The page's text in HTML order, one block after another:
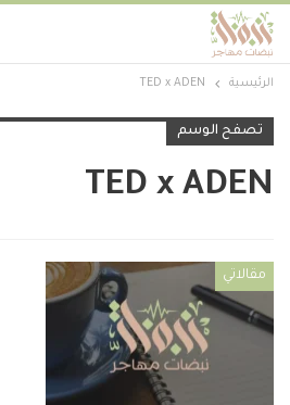
الرئيسية TED x ADEN
تصفح الوسم
TED x ADEN
مقالاتي